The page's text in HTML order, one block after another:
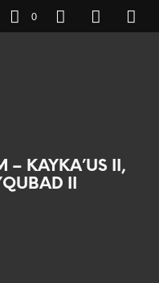
0
– KAYKA’US II,
II